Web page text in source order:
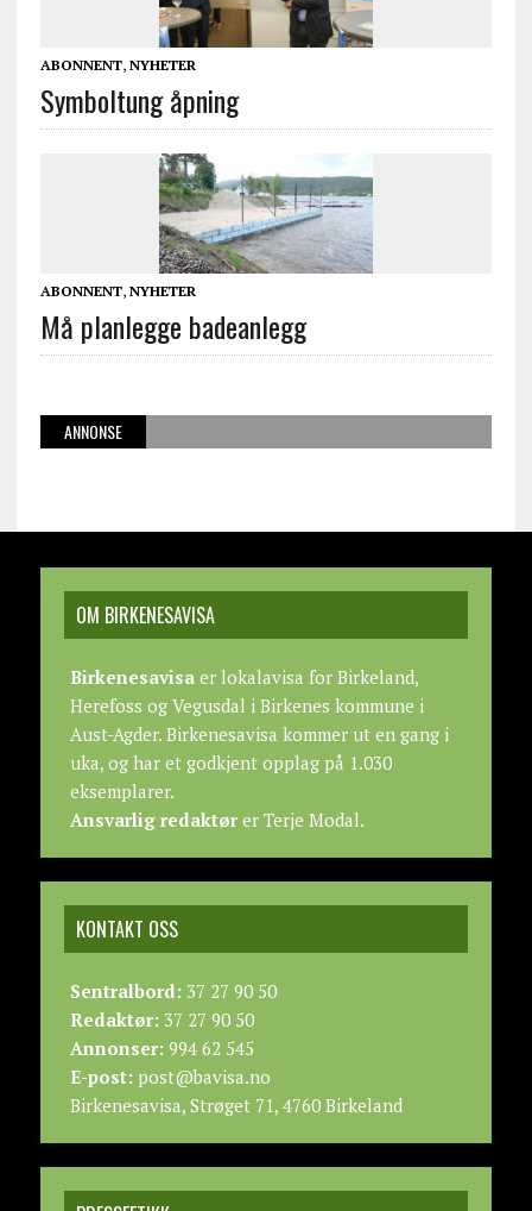
ABONNENT, NYHETER
Symboltung åpning
ABONNENT, NYHETER
Må planlegge badeanlegg
ANNONSE
OM BIRKENESAVISA
Birkenesavisaer lokalavisa for Birkeland,
Herefoss og Vegusdal i Birkenes kommune i
Aust-Agder. Birkenesavisa kommer ut en gang i
uka, og har et godkjent opplag på 1.030
eksemplarer.
Ansvarlig redaktører Terje Modal.
KONTAKT OSS
Sentralbord:37 27 90 50
Redaktør:37 27 90 50
Annonser:994 62 545
E-post:post@bavisa.no
Birkenesavisa, Strøget 71, 4760 Birkeland